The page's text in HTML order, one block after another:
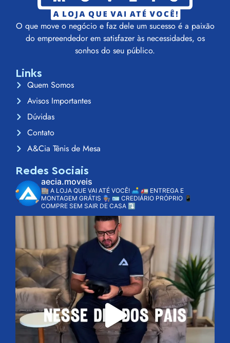
O que move o negócio e faz dele um sucesso é a paixão
do empreendedor em satisfazer às necessidades, os
sonhos do seu público.
Links
Quem Somos
Avisos Importantes
Dúvidas
Contato
A&Cia Tênis de Mesa
Redes Sociais
aecia.moveis
🏬 A LOJA QUE VAI ATÉ VOCÊ! 🛋️ 🚛 ENTREGA E
MONTAGEM GRÁTIS 👨🏽‍🔧 🪪 CREDIÁRIO PRÓPRIO 📱
COMPRE SEM SAIR DE CASA ⤵️